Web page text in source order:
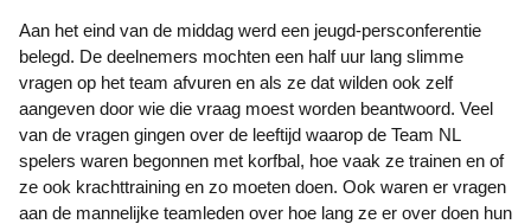
Aan het eind van de middag werd een jeugd-persconferentie
belegd. De deelnemers mochten een half uur lang slimme
vragen op het team afvuren en als ze dat wilden ook zelf
aangeven door wie die vraag moest worden beantwoord. Veel
van de vragen gingen over de leeftijd waarop de Team NL
spelers waren begonnen met korfbal, hoe vaak ze trainen en of
ze ook krachttraining en zo moeten doen. Ook waren er vragen
aan de mannelijke teamleden over hoe lang ze er over doen hun